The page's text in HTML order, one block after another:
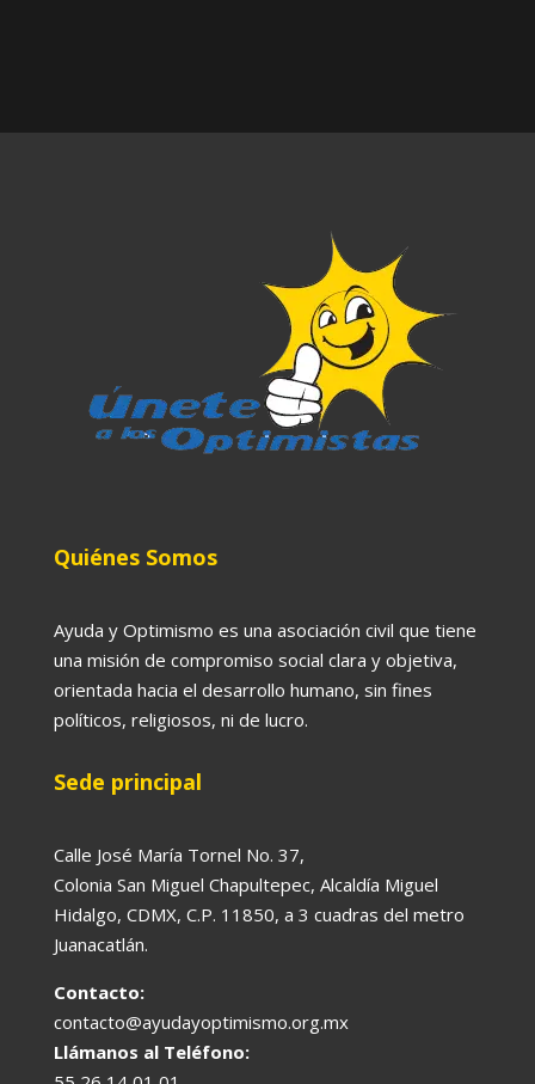
Quiénes Somos
Ayuda y Optimismo es una asociación civil que tiene
una misión de compromiso social clara y objetiva,
orientada hacia el desarrollo humano, sin fines
políticos, religiosos, ni de lucro.
Sede principal
Calle José María Tornel No. 37,
Colonia San Miguel Chapultepec, Alcaldía Miguel
Hidalgo, CDMX, C.P. 11850, a 3 cuadras del metro
Juanacatlán.
Contacto:
contacto@ayudayoptimismo.org.mx
Llámanos al Teléfono: